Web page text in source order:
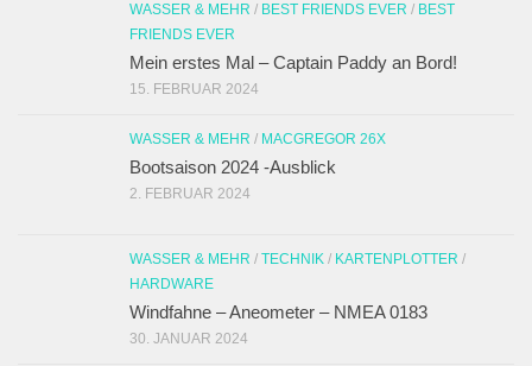
WASSER & MEHR / BEST FRIENDS EVER / BEST
FRIENDS EVER
Mein erstes Mal – Captain Paddy an Bord!
15. FEBRUAR 2024
WASSER & MEHR / MACGREGOR 26X
Bootsaison 2024 -Ausblick
2. FEBRUAR 2024
WASSER & MEHR / TECHNIK / KARTENPLOTTER /
HARDWARE
Windfahne – Aneometer – NMEA 0183
30. JANUAR 2024